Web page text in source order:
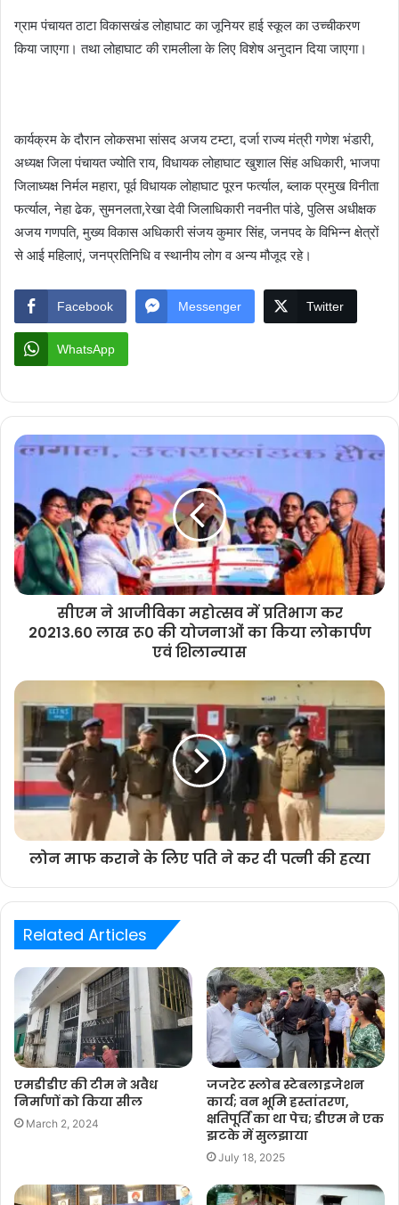
ग्राम पंचायत ठाटा विकासखंड लोहाघाट का जूनियर हाई स्कूल का उच्चीकरण
किया जाएगा। तथा लोहाघाट की रामलीला के लिए विशेष अनुदान दिया जाएगा।
कार्यक्रम के दौरान लोकसभा सांसद अजय टम्टा, दर्जा राज्य मंत्री गणेश भंडारी,
अध्यक्ष जिला पंचायत ज्योति राय, विधायक लोहाघाट खुशाल सिंह अधिकारी, भाजपा
जिलाध्यक्ष निर्मल महारा, पूर्व विधायक लोहाघाट पूरन फर्त्याल, ब्लाक प्रमुख विनीता
फर्त्याल, नेहा ढेक, सुमनलता,रेखा देवी जिलाधिकारी नवनीत पांडे, पुलिस अधीक्षक
अजय गणपति, मुख्य विकास अधिकारी संजय कुमार सिंह, जनपद के विभिन्न क्षेत्रों
से आई महिलाएं, जनप्रतिनिधि व स्थानीय लोग व अन्य मौजूद रहे।
Facebook Messenger Twitter
WhatsApp
सीएम ने आजीविका महोत्सव में प्रतिभाग कर
20213.60 लाख रू0 की योजनाओं का किया लोकार्पण
एवं शिलान्यास
लोन माफ कराने के लिए पति ने कर दी पत्नी की हत्या
Related Articles
एमडीडीए की टीम ने अवैध
निर्माणों को किया सील
March 2, 2024
जजरेट स्लोब स्टेबलाइजेशन
कार्य; वन भूमि हस्तांतरण,
क्षतिपूर्ति का था पेच; डीएम ने एक
झटके में सुलझाया
July 18, 2025